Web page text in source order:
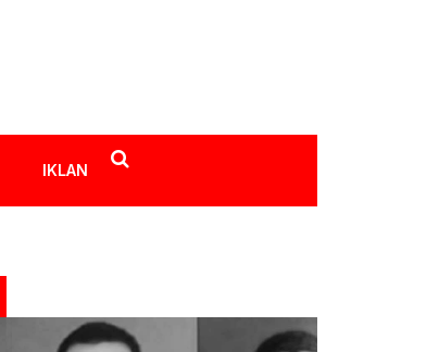
IKLAN